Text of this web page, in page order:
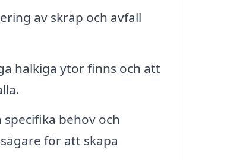
av skräp och avfall
halkiga ytor finns och att
behov och
för att skapa